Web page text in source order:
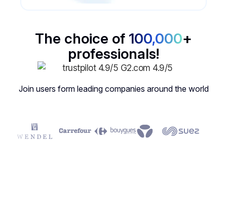
The choice of 100,000+
professionals!
Join users form leading companies around the world